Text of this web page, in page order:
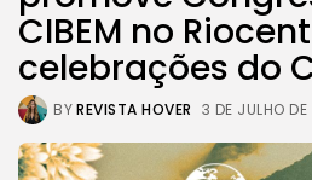
CIBEM no
celebrações do
BYREVISTA HOVER 3 DE JULHO